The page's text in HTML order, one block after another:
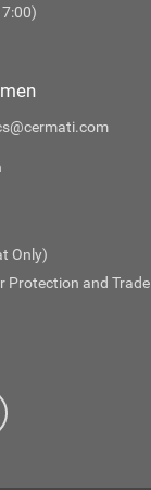
Only)
Protection and Trade